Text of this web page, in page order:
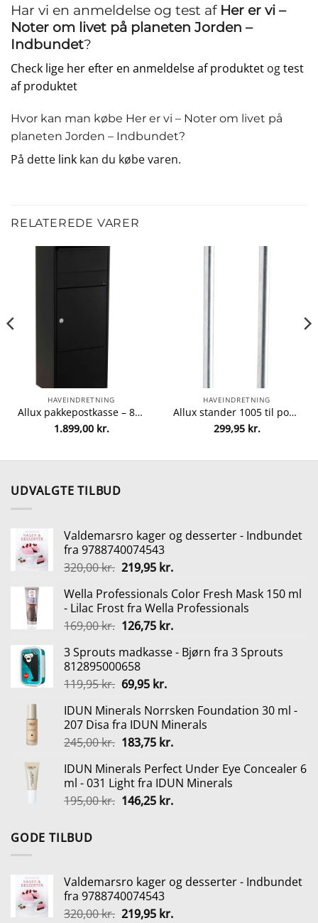
Har vi en anmeldelse og test af Her er vi –
Noter om livet på planeten Jorden –
Indbundet?
Check lige her efter en anmeldelse af produktet ogtest
af produktet
Hvor kan man købe Her er vi – Noter om livet på
planeten Jorden – Indbundet?
På dette link kan du købe varen.
RELATEREDE VARER
HAVEINDRETNING
Allux pakkepostkasse – 800 – Sort fra Allux 5701701548024
1.899,00 kr.
HAVEINDRETNING
Allux stander 1005 til postkasse – Stål fra allux 5709975100511
299,95 kr.
kr..
UDVALGTE TILBUD
Valdemarsro kager og desserter - Indbundet
fra 9788740074543
320,00kr. Den
pris
var:
320,00 kr..
219,95 kr.Den
pris
er:
219,95 kr..
Wella Professionals Color Fresh Mask 150 ml
- Lilac Frost fra Wella Professionals
169,00kr. Den
pris
var:
169,00 kr..
126,75 kr.Den
pris
3 Sprouts madkasse - Bjørn fra 3 Sprouts
812895000658
119,95kr. Den
pris
var:
119,95 kr..
69,95 kr.Den
pris
er:
69,95 kr..
IDUN Minerals Norrsken Foundation 30 ml -
207 Disa fra IDUN Minerals
245,00kr. Den
pris
var:
245,00 kr..
183,75 kr.Den
pris
er:
183,75 kr..
IDUN Minerals Perfect Under Eye Concealer 6
ml - 031 Light fra IDUN Minerals
195,00kr. Den
146,25 kr.Den
GODE TILBUD
Valdemarsro kager og desserter - Indbundet
fra 9788740074543
320,00kr. Den
219,95 kr.Den